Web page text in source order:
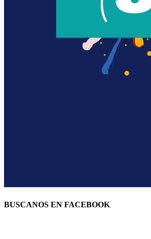
BUSCANOS EN FACEBOOK